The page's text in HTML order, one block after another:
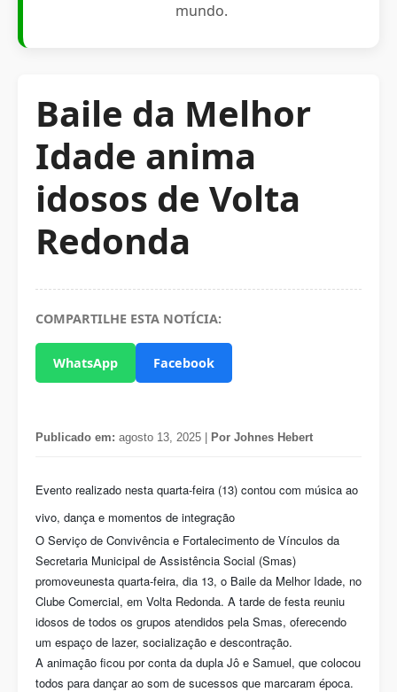
mundo.
Baile da Melhor
Idade anima
idosos de Volta
Redonda
COMPARTILHE ESTA NOTÍCIA:
WhatsApp Facebook
Publicado em: agosto 13, 2025 | Por Johnes Hebert
Evento realizado nesta quarta-feira (13) contou com música ao
vivo, dança e momentos de integração
O Serviço de Convivência e Fortalecimento de Vínculos da
Secretaria Municipal de Assistência Social (Smas)
promoveunesta quarta-feira, dia 13, o Baile da Melhor Idade, no
Clube Comercial, em Volta Redonda. A tarde de festa reuniu
idosos de todos os grupos atendidos pela Smas, oferecendo
um espaço de lazer, socialização e descontração.
A animação ficou por conta da dupla Jô e Samuel, que colocou
todos para dançar ao som de sucessos que marcaram época.